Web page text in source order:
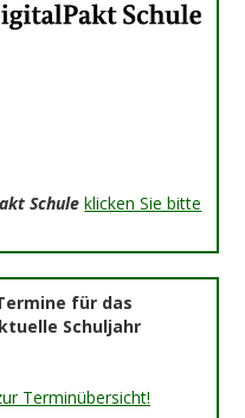
Schule klicken Sie bitte
für das
Schuljahr
Terminübersicht!